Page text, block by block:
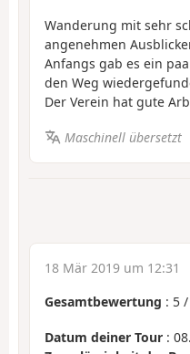
Wanderung mit sehr
angenehmen
Anfangs gab es ein
den Weg
Der Verein hat gute
Maschinell übersetzt
18 Mär 2019 um 12:31
Gesamtbewertung : 5 /
Datum deiner Tour :